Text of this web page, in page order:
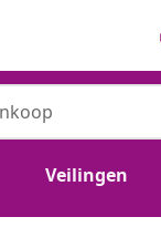
Veilingen